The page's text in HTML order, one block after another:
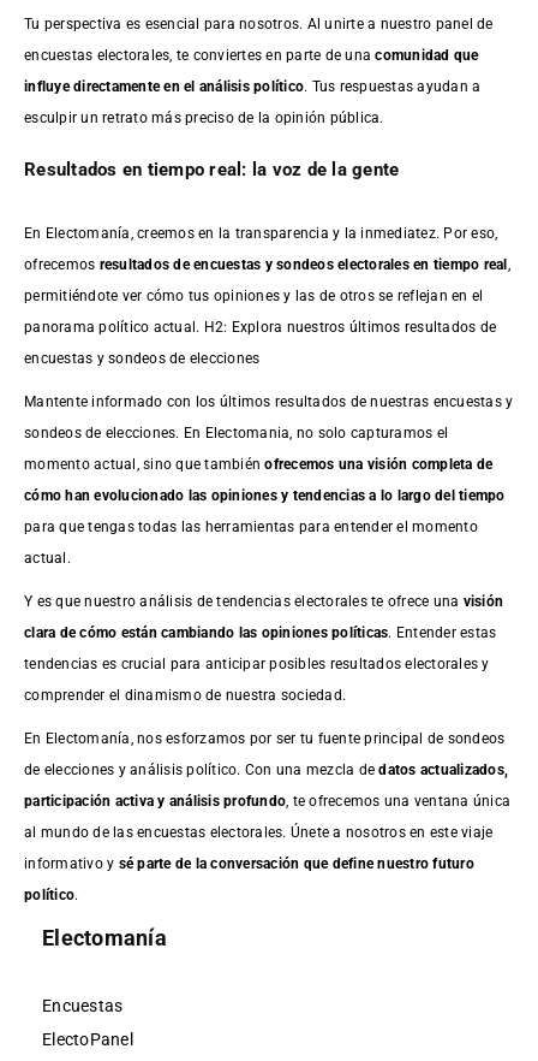
Tu perspectiva es esencial para nosotros. Al unirte a nuestro panel de
encuestas electorales, te conviertes en parte de unacomunidad que
influye directamente en el análisis político. Tus respuestas ayudan a
esculpir un retrato más preciso de la opinión pública.
Resultados en tiempo real: la voz de la gente
En Electomanía, creemos en la transparencia y la inmediatez. Por eso,
ofrecemos resultados deencuestas y sondeos electorales en tiempo real
permitiéndote ver cómo tus opiniones y las de otros se reflejan en el
panorama político actual. H2: Explora nuestros últimos resultados de
encuestas y sondeos de elecciones
Mantente informado con los últimos resultados de nuestras encuestasy
sondeos de elecciones. En Electomania, no solo capturamos el
momento actual, sino que tambiénofrecemos una visión completa de
cómo han evolucionado las opiniones y tendencias a lo largo del tiempo
para que tengas todas las herramientas para entender el momento
actual.
Y es que nuestro análisis de tendencias electorales te ofrece una visión
clara de cómo están cambiando las opiniones políticas. Entender estas
tendencias es crucial para anticipar posibles resultados electorales y
comprender el dinamismo de nuestra sociedad.
En Electomanía, nos esforzamos por ser tu fuente principal de sondeos
de elecciones y análisis político. Con una mezcla dedatos actualizados,
participación activa y análisis profundo , te ofrecemos una ventana única
al mundo de las encuestas electorales. Únete a nosotros en este viaje
informativo y sé parte de la conversación que define nuestro futuro
político.
Electomanía
Encuestas
ElectoPanel